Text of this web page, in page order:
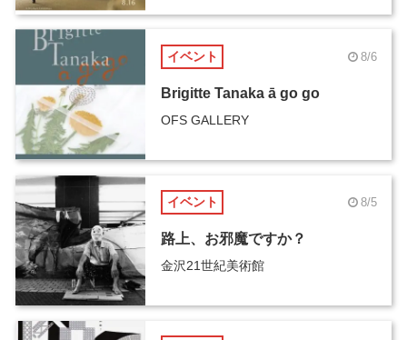
イベント 8/6
Brigitte Tanaka ā go go
OFS GALLERY
イベント 8/5
路上、お邪魔ですか？
金沢21世紀美術館